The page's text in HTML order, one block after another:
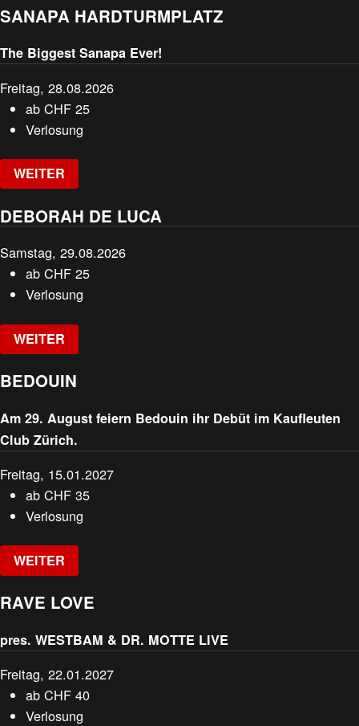
SANAPA HARDTURMPLATZ
The Biggest Sanapa Ever!
Freitag, 28.08.2026
abCHF 25
Verlosung
WEITER
DEBORAH DE LUCA
Samstag, 29.08.2026
abCHF 25
Verlosung
WEITER
BEDOUIN
Am 29. August feiern Bedouin ihr Debüt im Kaufleuten
Club Zürich.
Freitag, 15.01.2027
abCHF 35
Verlosung
WEITER
RAVE LOVE
pres. WESTBAM & DR. MOTTE LIVE
Freitag, 22.01.2027
abCHF 40
Verlosung